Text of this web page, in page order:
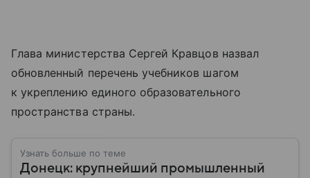
Глава министерства Сергей Кравцов назвал
обновленный перечень учебников шагом
к укреплению единого образовательного
пространства страны.
Узнать больше по теме
Донецк: крупнейший промышленный